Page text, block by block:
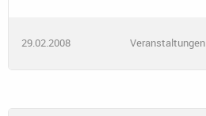
29.02.2008 Veranstaltungen